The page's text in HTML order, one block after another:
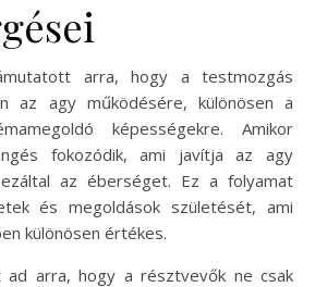
arra, hogy a testmozgás
az agy működésére, különösen a
képességekre. Amikor
fokozódik, ami javítja az agy
az éberséget. Ez a folyamat
és megoldások születését, ami
különösen értékes.
arra, hogy a résztvevők ne csak